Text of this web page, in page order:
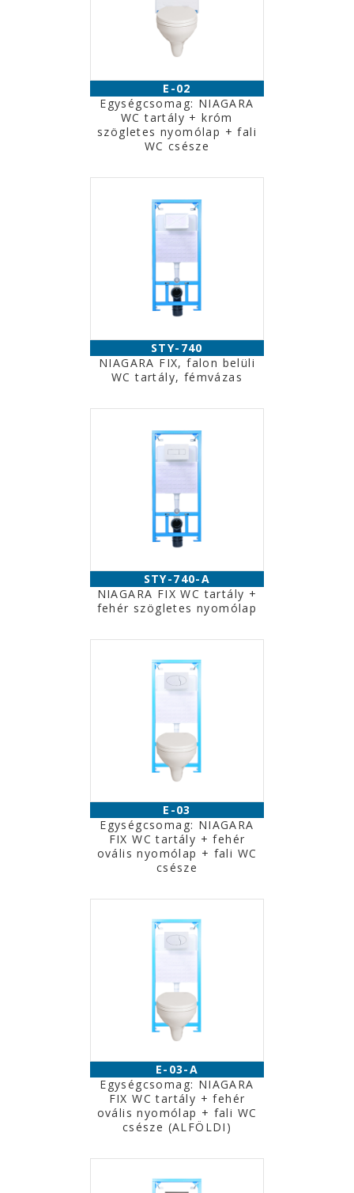
E-02
Egységcsomag: NIAGARA
WC tartály + króm
szögletes nyomólap + fali
WC csésze
STY-740
NIAGARA FIX, falon belüli
WC tartály, fémvázas
STY-740-A
NIAGARA FIX WC tartály +
fehér szögletes nyomólap
E-03
Egységcsomag: NIAGARA
FIX WC tartály + fehér
ovális nyomólap + fali WC
csésze
E-03-A
Egységcsomag: NIAGARA
FIX WC tartály + fehér
ovális nyomólap + fali WC
csésze (ALFÖLDI)